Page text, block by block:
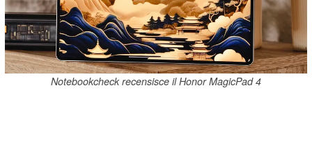
Notebookcheck recensisce il Honor MagicPad 4